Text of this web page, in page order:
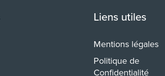
Liens utiles
Mentions légales
Politique de
Confidentialité